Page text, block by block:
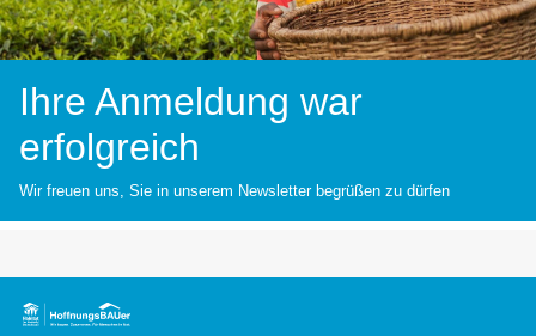
Ihre Anmeldung war
erfolgreich
Wir freuen uns, Sie in unserem Newsletter begrüßen zu dürfen